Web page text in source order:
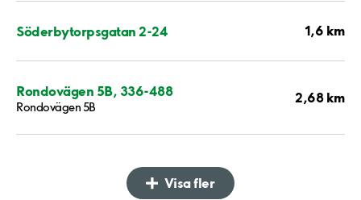
Söderbytorpsgatan 2-24 1,6 km
Rondovägen 5B, 336-488
Rondovägen 5B
2,68 km
Visa fler